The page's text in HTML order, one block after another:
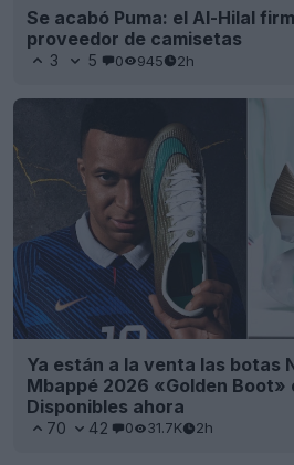
Se acabó Puma: el Al-Hilal
proveedor de camisetas
3 5 0 945 2h
Ya están a la venta las botas
Mbappé 2026 «Golden
Disponibles ahora
70 42 0 31.7K 2h